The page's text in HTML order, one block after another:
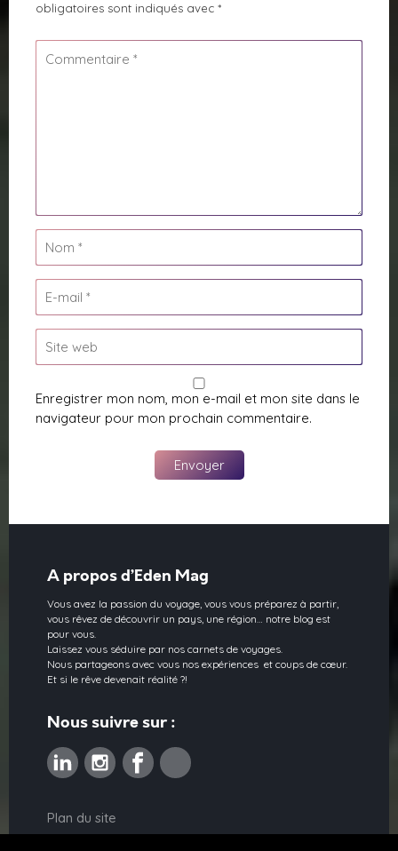
obligatoires sont indiqués avec *
Enregistrer mon nom, mon e-mail et mon site dans le
navigateur pour mon prochain commentaire.
A propos d’Eden Mag
Vous avez la passion du voyage, vous vous préparez à partir,
vous rêvez de découvrir un pays, une région… notre blog est
pour vous.
Laissez vous séduire par nos carnets de voyages.
Nous partageons avec vous nos expériences et coups de cœur.
Et si le rêve devenait réalité ?!
Nous suivre sur :
LinkedinInstagramFacebookPinterest
Plan du site